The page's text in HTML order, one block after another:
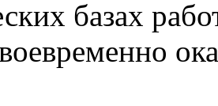
базах